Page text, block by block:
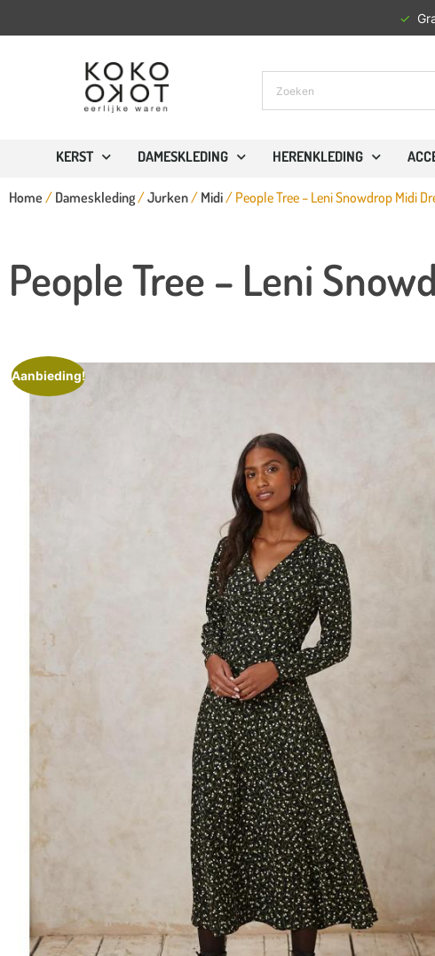
✓
KERST DAMESKLEDING HERENKLEDING
Home / Dameskleding/Jurken/ Midi/ People Tree – Leni Snowdrop Midi
People Tree – Leni
Aanbieding!